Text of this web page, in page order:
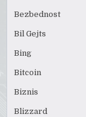
Bezbednost
Bil Gejts
Bing
Bitcoin
Biznis
Blizzard